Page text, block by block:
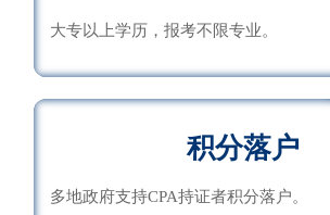
大专以上学历，报考不限专业。
积分落户
多地政府支持CPA持证者积分落户。